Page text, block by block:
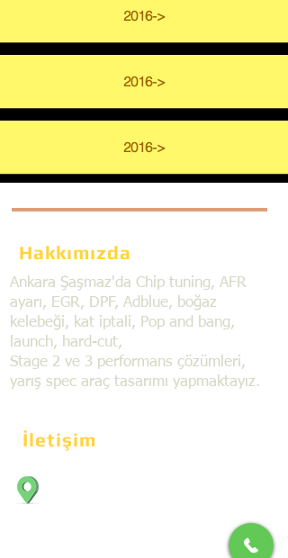
2016->
2016->
2016->
Hakkımızda
Ankara Şaşmaz'da Chip tuning, AFR
ayarı, EGR, DPF, Adblue, boğaz
kelebeği, kat iptali, Pop and bang,
launch, hard-cut,
Stage 2 ve 3 performans çözümleri,
yarış spec araç tasarımı yapmaktayız.
İletişim